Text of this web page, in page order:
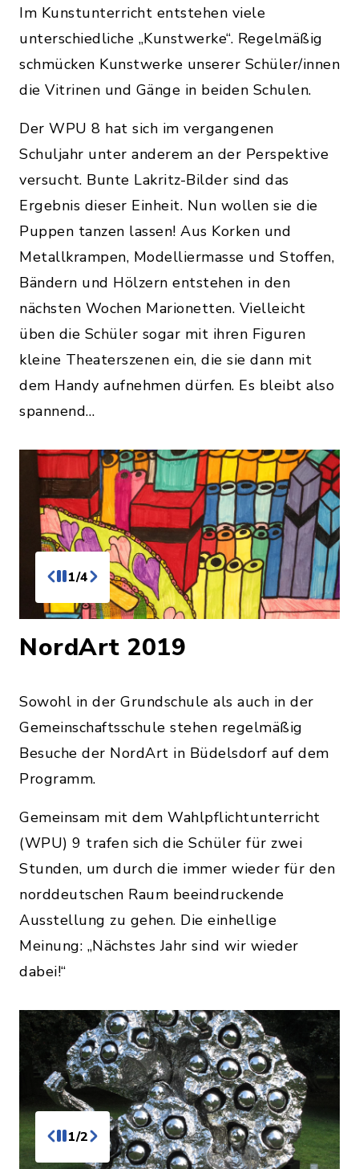
Im Kunstunterricht entstehen viele
unterschiedliche „Kunstwerke“. Regelmäßig
schmücken Kunstwerke unserer Schüler/innen
die Vitrinen und Gänge in beiden Schulen.
Der WPU 8 hat sich im vergangenen
Schuljahr unter anderem an der Perspektive
versucht. Bunte Lakritz-Bilder sind das
Ergebnis dieser Einheit. Nun wollen sie die
Puppen tanzen lassen! Aus Korken und
Metallkrampen, Modelliermasse und Stoffen,
Bändern und Hölzern entstehen in den
nächsten Wochen Marionetten. Vielleicht
üben die Schüler sogar mit ihren Figuren
kleine Theaterszenen ein, die sie dann mit
dem Handy aufnehmen dürfen. Es bleibt also
spannend…
1/4
NordArt 2019
Sowohl in der Grundschule als auch in der
Gemeinschaftsschule stehen regelmäßig
Besuche der NordArt in Büdelsdorf auf dem
Programm.
Gemeinsam mit dem Wahlpflichtunterricht
(WPU) 9 trafen sich die Schüler für zwei
Stunden, um durch die immer wieder für den
norddeutschen Raum beeindruckende
Ausstellung zu gehen. Die einhellige
Meinung: „Nächstes Jahr sind wir wieder
dabei!“
1/2